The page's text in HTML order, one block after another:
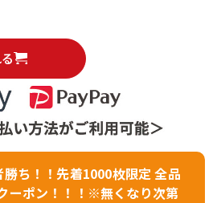
ち！！先着1000枚限定 全品
ーポン！！！※無くなり次第